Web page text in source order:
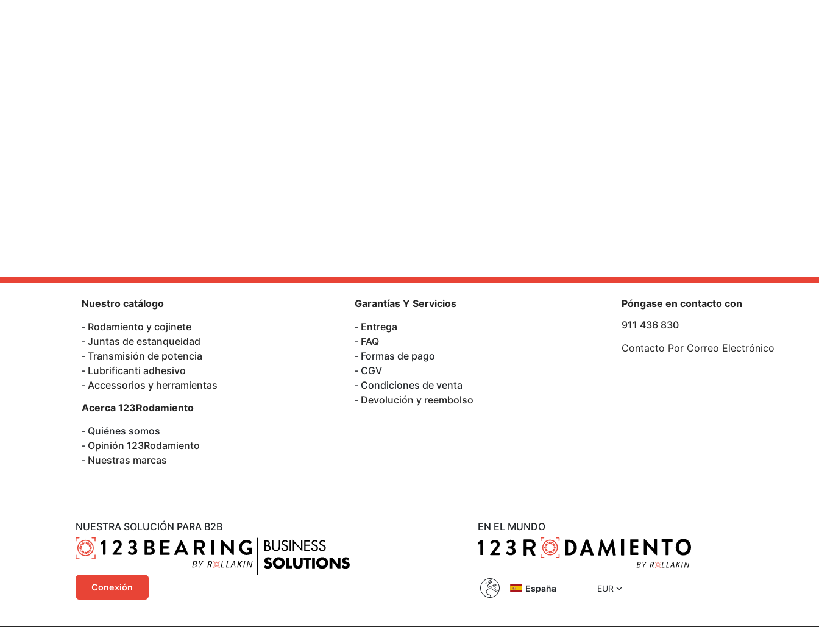
NUESTRA SOLUCIÓN PARA B2B
Conexión
Nuestro catálogo
Rodamiento y cojinete
Juntas de estanqueidad
Transmisión de potencia
Lubrificanti adhesivo
Accessorios y herramientas
Acerca 123Rodamiento
Quiénes somos
Opinión 123Rodamiento
Nuestras marcas
Garantías Y Servicios
Entrega
FAQ
Formas de pago
CGV
Condiciones de venta
Devolución y reembolso
Póngase en contacto con
911 436 830
Contacto Por Correo Electrónico
EN EL MUNDO
España EUR